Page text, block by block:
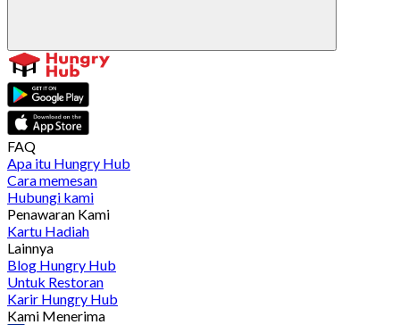
FAQ
Apa itu Hungry Hub
Cara memesan
Hubungi kami
Penawaran Kami
Kartu Hadiah
Lainnya
Blog Hungry Hub
Untuk Restoran
Karir Hungry Hub
Kami Menerima